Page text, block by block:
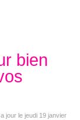
bien
a jour le jeudi 19 janvier